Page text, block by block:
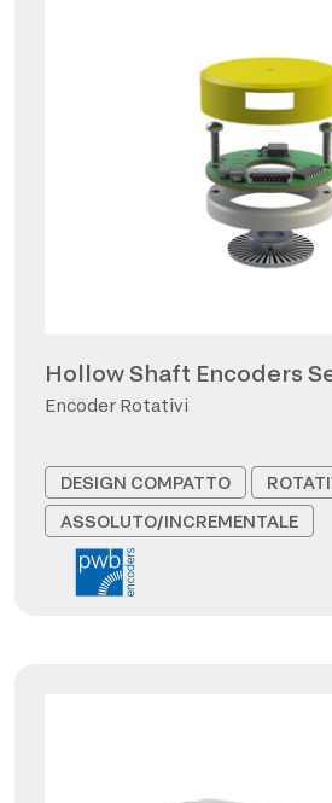
Hollow Shaft Encoders
Encoder Rotativi
DESIGN COMPATTO
ASSOLUTO/INCREMENTALE